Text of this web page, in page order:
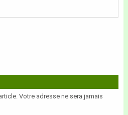
Votre adresse ne sera jamais